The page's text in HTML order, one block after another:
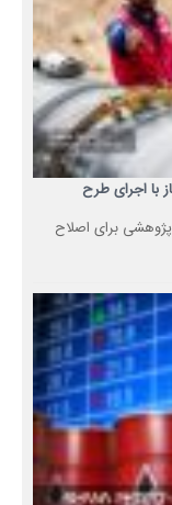
با اجرای طرح
برای اصلاح